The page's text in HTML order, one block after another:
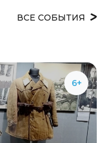
ВСЕ СОБЫТИЯ
6+